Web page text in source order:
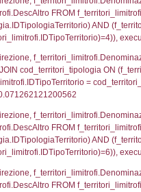
IDNotifica=3608,
WHERE